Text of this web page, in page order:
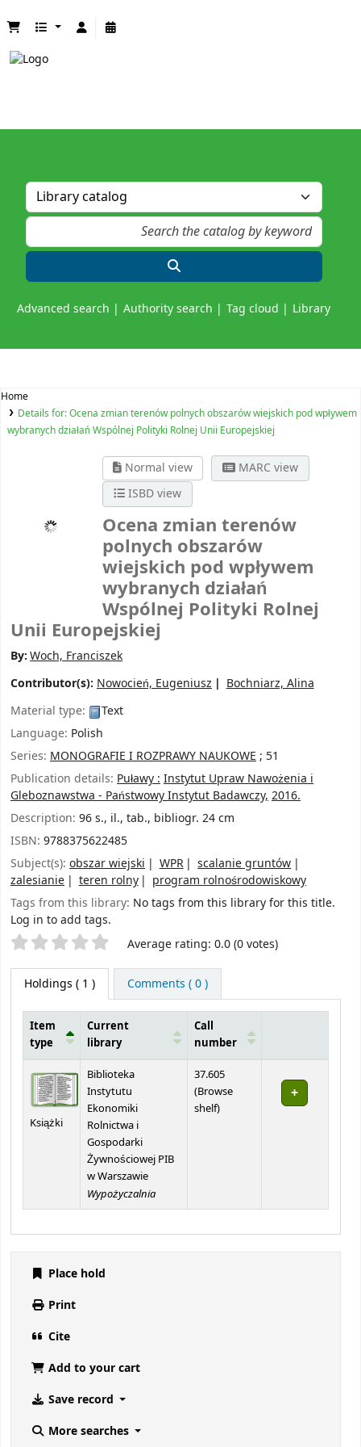
Advanced search Authority search Tag cloud Library
Home
Details for:Ocena zmian terenów polnych obszarów wiejskich pod wpływem
wybranych działań Wspólnej Polityki Rolnej Unii Europejskiej
Normal view
MARC view
ISBD view
Ocena zmian terenów
polnych obszarów
wiejskich pod wpływem
wybranych działań
Wspólnej Polityki Rolnej
Unii Europejskiej
By:Woch, Franciszek
Contributor(s): Nowocień, Eugeniusz
Bochniarz, Alina
Material type:
Text
Language: Polish
Series: MONOGRAFIE I ROZPRAWY NAUKOWE; 51
Publication details: Puławy :Instytut Upraw Nawożenia i
Gleboznawstwa - Państwowy Instytut Badawczy,2016.
Description: 96 s., il., tab., bibliogr. 24 cm
ISBN: 9788375622485
Subject(s): obszar wiejski WPR
scalanie gruntów
zalesianie
teren rolny
program rolnośrodowiskowy
Tags from this library: No tags from this library for this title.
Log in to add tags.
Star ratings Average rating: 0.0 (0 votes)
Holdings ( 1 ) Comments ( 0 )
Item
type
Current
library
Call
number
Książki
Biblioteka
Instytutu
Ekonomiki
Rolnictwa i
Gospodarki
Żywnościowej PIB
w Warszawie
Wypożyczalnia
37.605
(Browse
shelf(Opens below)
)
Place hold
Print
Cite
Add to your cart
Save record
More searches